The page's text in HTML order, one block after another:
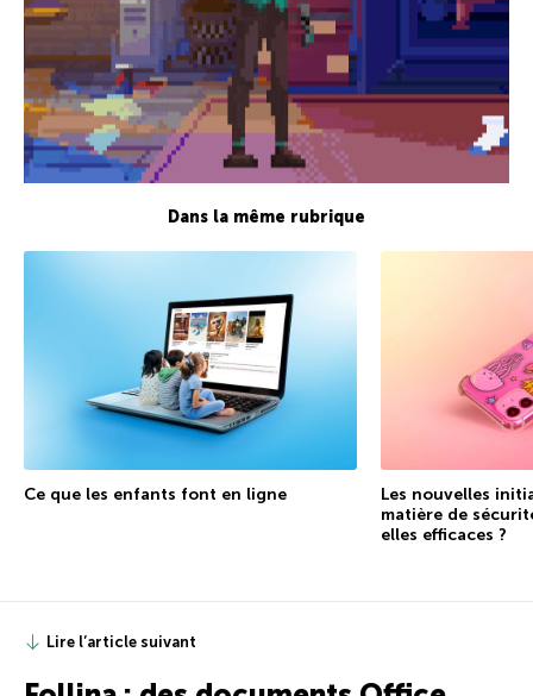
Dans la même rubrique
Ce que les enfants font en ligne
Les nouvelles
matière de
elles efficaces ?
Lire l’article suivant